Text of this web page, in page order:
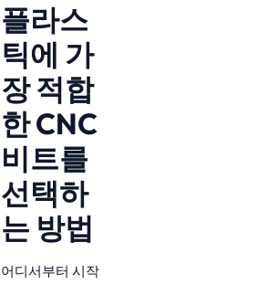
플라스
틱에 가
장 적합
한 CNC
비트를
선택하
는 방법
어디서부터 시작